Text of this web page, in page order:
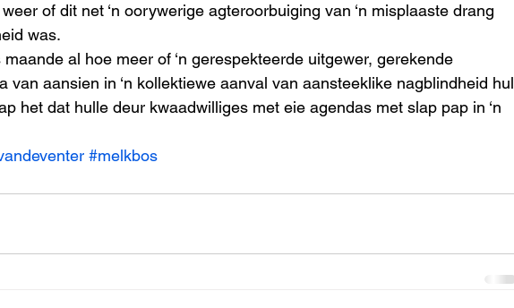
of dit net ‘n oorywerige agteroorbuiging van ‘n misplaaste drang
was.
al hoe meer of ‘n gerespekteerde uitgewer, gerekende
van aansien in ‘n kollektiewe aanval van aansteeklike nagblindheid hul
het dat hulle deur kwaadwilliges met eie agendas met slap pap in ‘n
#melkbos